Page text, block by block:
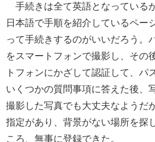
手続きは全て英語となっている
日本語で手順を紹介しているペー
って手続きするのがいいだろう。
をスマートフォンで撮影し、その
トフォンにかざして認証して、パ
いくつかの質問事項に答えた後、
撮影した写真でも大丈夫なようだ
指定があり、背景がない場所を探
ころ、無事に登録できた。